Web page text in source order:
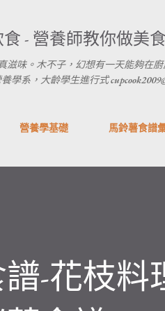
- 營養師教你做美
滋味。木不子，幻想有一天能夠在
學系，大齡學生進行式
營養學基礎 馬鈴薯食譜
-花枝料